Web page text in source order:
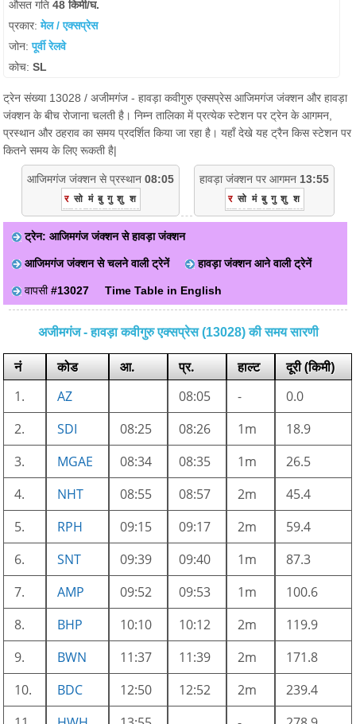
औसत गति48 किमी/घ.
प्रकार:मेल / एक्सप्रेस
जोन:पूर्वी रेलवे
कोच:SL
ट्रेन संख्या 13028 / अजीमगंज - हावड़ा कवीगुरु एक्सप्रेस आजिमगंज जंक्शन और हावड़ा
जंक्शन के बीच रोजाना चलती है। निम्न तालिका में प्रत्येक स्टेशन पर ट्रेन के आगमन,
प्रस्थान और ठहराव का समय प्रदर्शित किया जा रहा है। यहाँ देखे यह ट्रैन किस स्टेशन पर
कितने समय के लिए रूकती है|
आजिमगंज जंक्शन से प्रस्थान 08:05
र सो मं बु गु शु श
हावड़ा जंक्शन पर आगमन 13:55
र सो मं बु गु शु श
ट्रेन: आजिमगंज जंक्शन से हावड़ा जंक्शन
आजिमगंज जंक्शन से चलने वाली ट्रेनें हावड़ा जंक्शन आने वाली ट्रेनें
वापसी#13027 Time Table in English
अजीमगंज - हावड़ा कवीगुरु एक्सप्रेस (13028) की समय सारणी
नं कोड आ. प्र. हाल्ट
दूरी (किमी)
1.
AZ 08:05 -
0.0
2.
SDI 08:25 08:26 1m
18.9
3.
MGAE 08:34 08:35 1m
26.5
4.
NHT 08:55 08:57 2m
45.4
5.
RPH 09:15 09:17 2m
59.4
6.
SNT 09:39 09:40 1m
87.3
7.
AMP 09:52 09:53 1m
100.6
8.
BHP 10:10 10:12 2m
119.9
9.
BWN 11:37 11:39 2m
171.8
10.
BDC 12:50 12:52 2m
239.4